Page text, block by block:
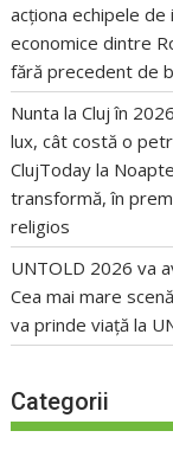
acționa echipele
economice dintre
fără precedent de
Nunta la Cluj în
lux, cât costă o
ClujToday la
transformă, în
religios
UNTOLD 2026 va
Cea mai mare
va prinde viață la
Categorii